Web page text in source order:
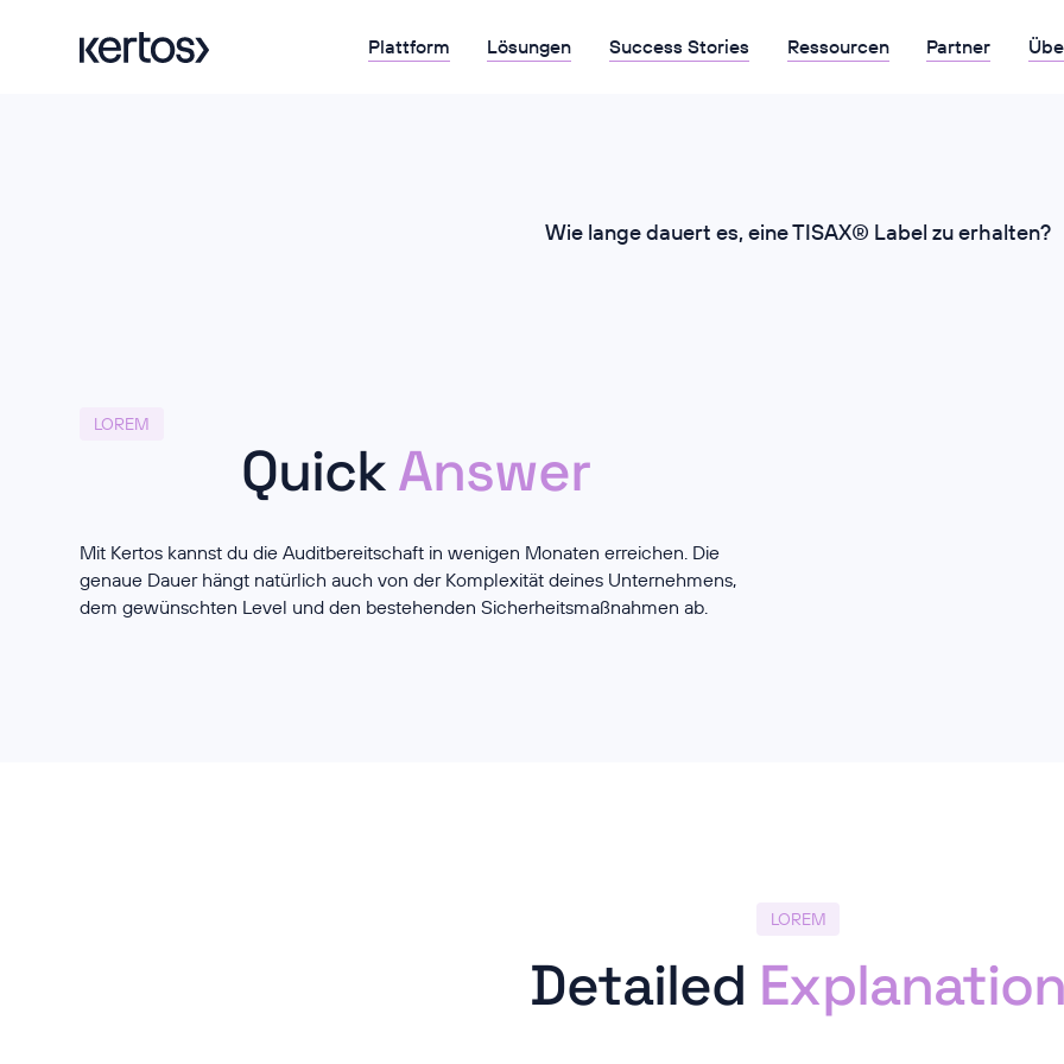
Plattform Lösungen Success Stories Ressourcen Partner
Wie lange dauert es, eine TISAX® Label zu erhalten?
LOREM
QuickAnswer
Mit Kertos kannst du die Auditbereitschaft in wenigen Monaten erreichen. Die
genaue Dauer hängt natürlich auch von der Komplexität deines Unternehmens,
dem gewünschten Level und den bestehenden Sicherheitsmaßnahmen ab.
LOREM
Detailed